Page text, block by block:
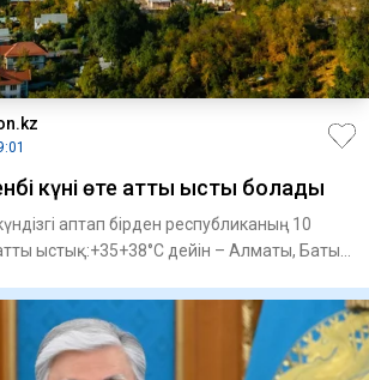
күні өте қатты ыстық болады
аптап бірден республиканың 10
ыстық:+35+38°С дейін – Алматы, Батыс